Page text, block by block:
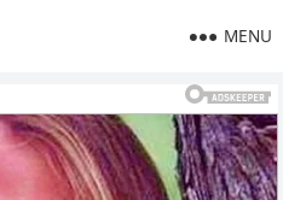
MENU